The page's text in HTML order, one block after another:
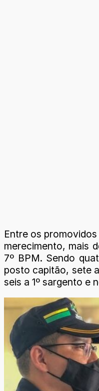
Entre os
merecimento, mais
7º BPM. Sendo
posto capitão, sete
seis a 1º sargento e